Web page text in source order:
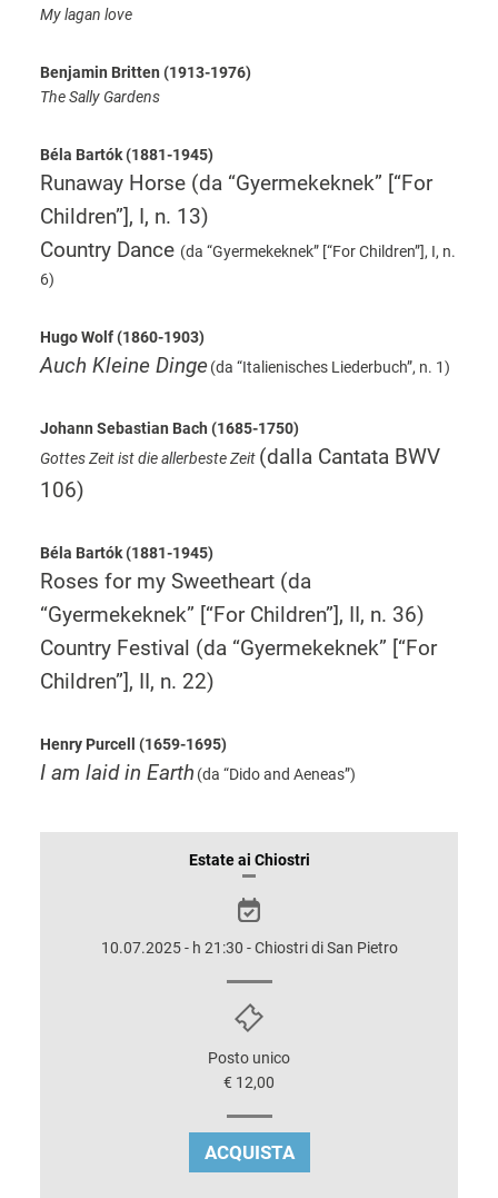
My lagan love
Benjamin Britten (1913-1976)
The Sally Gardens
Béla Bartók (1881-1945)
Runaway Horse (da “Gyermekeknek” [“For
Children”], I, n. 13)
Country Dance (da “Gyermekeknek” [“For Children”], I, n.
6)
Hugo Wolf (1860-1903)
Auch Kleine Dinge(da “Italienisches Liederbuch”, n. 1)
Johann Sebastian Bach (1685-1750)
Gottes Zeit ist die allerbeste Zeit (dalla Cantata BWV
106)
Béla Bartók (1881-1945)
Roses for my Sweetheart (da
“Gyermekeknek” [“For Children”], II, n. 36)
Country Festival (da “Gyermekeknek” [“For
Children”], II, n. 22)
Henry Purcell (1659-1695)
I am laid in Earth (da “Dido and Aeneas”)
INFORMAZIONIEstate ai Chiostri
10.07.2025 - h 21:30 - Chiostri di San Pietro
Posto unico
€ 12,00
ACQUISTA